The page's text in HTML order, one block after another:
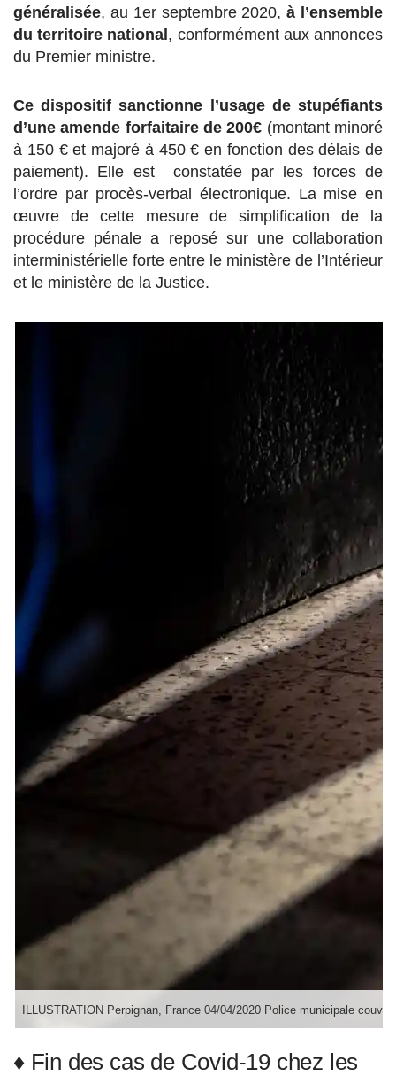
généralisée, au 1er septembre 2020,à l’ensemble
du territoire national, conformément aux annonces
du Premier ministre.
Ce dispositif sanctionne l’usage de stupéfiants
d’une amende forfaitaire de 200€ (montant minoré
à 150 € et majoré à 450 € en fonction des délais de
paiement). Elle est constatée par les forces de
l’ordre par procès-verbal électronique. La mise en
œuvre de cette mesure de simplification de la
procédure pénale a reposé sur une collaboration
interministérielle forte entre le ministère de l’Intérieur
et le ministère de la Justice.
ILLUSTRATION Perpignan, France 04/04/2020 Police municipale
♦ Fin des cas de Covid-19 chez les